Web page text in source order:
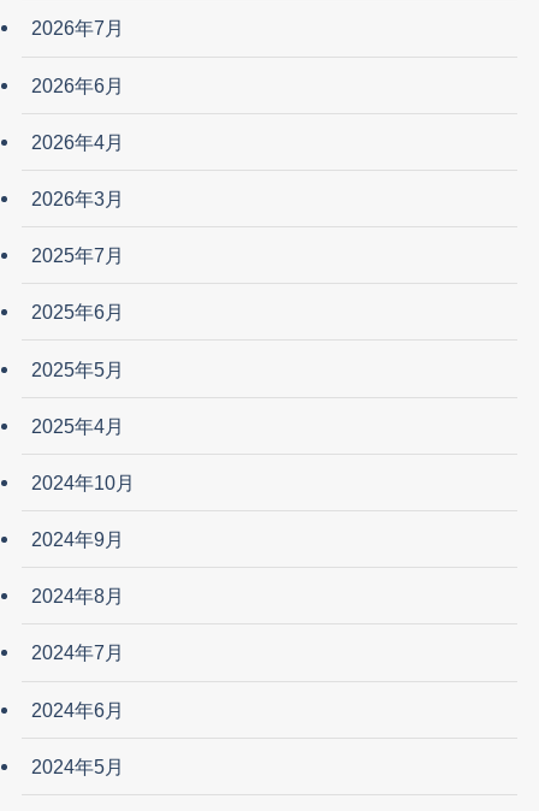
2026年7月
2026年6月
2026年4月
2026年3月
2025年7月
2025年6月
2025年5月
2025年4月
2024年10月
2024年9月
2024年8月
2024年7月
2024年6月
2024年5月